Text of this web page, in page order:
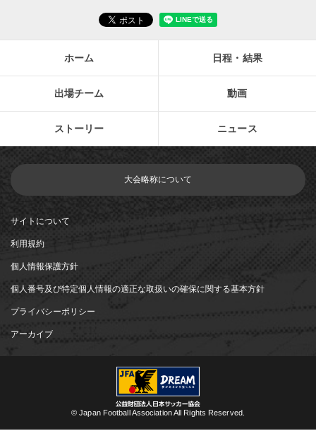
ホーム 日程・結果
出場チーム 動画
ストーリー ニュース
大会略称について
サイトについて
利用規約
個人情報保護方針
個人番号及び特定個人情報の適正な取扱いの確保に関する基本方針
プライバシーポリシー
アーカイブ
© Japan Football Association All Rights Reserved.